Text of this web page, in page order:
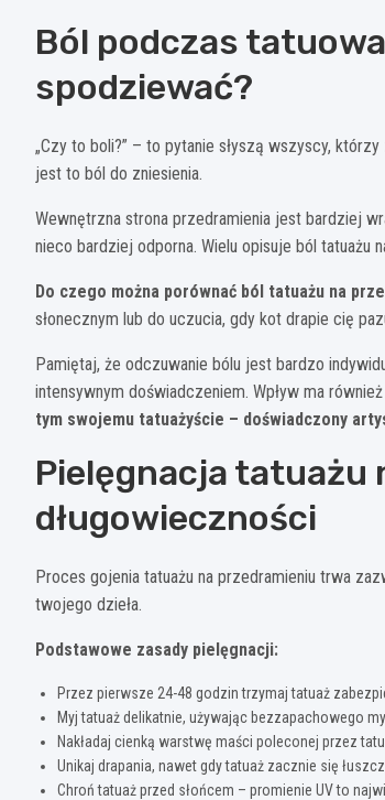
Ból podczas
spodziewać?
„Czy to boli?” – to pytanie słyszą wszyscy,
jest to ból do zniesienia.
Wewnętrzna strona przedramienia jest bardziej
nieco bardziej odporna. Wielu opisuje ból tatuażu
Do czego można porównać ból tatuażu na
słonecznym lub do uczucia, gdy kot drapie cię
Pamiętaj, że odczuwanie bólu jest bardzo
intensywnym doświadczeniem. Wpływ ma
tym swojemu tatuażyście – doświadczony
Pielęgnacja tatuażu
długowieczności
Proces gojenia tatuażu na przedramieniu trwa
twojego dzieła.
Podstawowe zasady pielęgnacji:
Przez pierwsze 24-48 godzin trzymaj tatuaż
Myj tatuaż delikatnie, używając bezzapachowego
Nakładaj cienką warstwę maści poleconej przez
Unikaj drapania, nawet gdy tatuaż zacznie się
Chroń tatuaż przed słońcem – promienie UV to